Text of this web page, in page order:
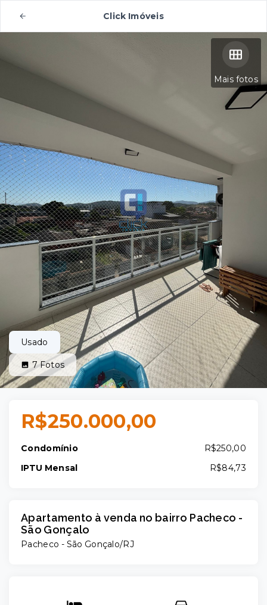
Click Imóveis
Mais fotos
Usado
7Fotos
R$250.000,00
Condomínio
R$250,00
IPTU Mensal
R$84,73
Apartamento à venda no bairro Pacheco -
São Gonçalo
Pacheco - São Gonçalo/RJ